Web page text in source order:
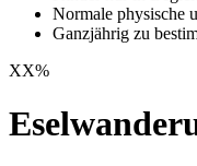
Normale physische
Ganzjährig zu
XX%